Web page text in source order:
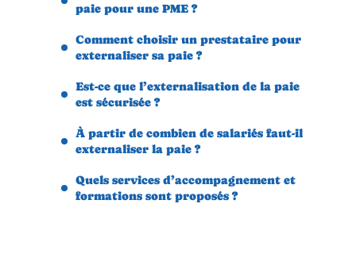
paie pour une PME ?
Comment choisir un prestataire pour
externaliser sa paie ?
Est-ce que l’externalisation de la paie
est sécurisée ?
À partir de combien de salariés faut-il
externaliser la paie ?
Quels services d’accompagnement et
formations sont proposés ?